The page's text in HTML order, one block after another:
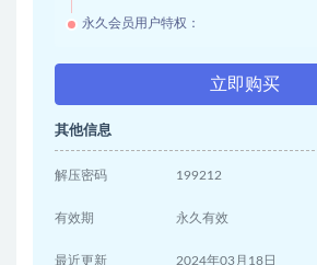
永久会员用户特权：
立即购买
其他信息
解压密码 199212
有效期 永久有效
最近更新 2024年03月18日